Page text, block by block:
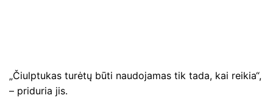
„Čiulptukas turėtų būti naudojamas tik tada, kai reikia“,
– priduria jis.